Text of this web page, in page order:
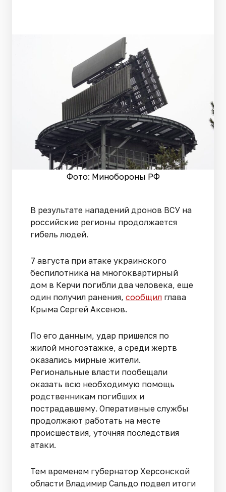
Фото: Минобороны РФ
В результате нападений дронов ВСУ на
российские регионы продолжается
гибель людей.
7 августа при атаке украинского
беспилотника на многоквартирный
дом в Керчи погибли два человека, еще
один получил ранения, сообщил глава
Крыма Сергей Аксенов.
По его данным, удар пришелся по
жилой многоэтажке, а среди жертв
оказались мирные жители.
Региональные власти пообещали
оказать всю необходимую помощь
родственникам погибших и
пострадавшему. Оперативные службы
продолжают работать на месте
происшествия, уточняя последствия
атаки.
Тем временем губернатор Херсонской
области Владимир Сальдо подвел итоги